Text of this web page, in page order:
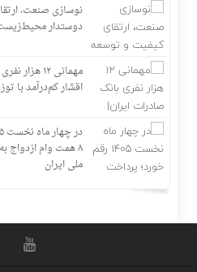
نوسازی صنعت،
دوستدار
مهمانی ۱۲
اقشار کم‌درآمد با
۸ همت وام
ملی ایران